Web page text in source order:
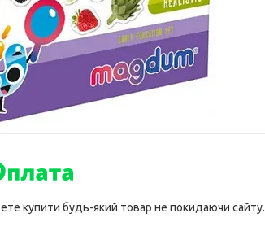
купити будь-який товар не покидаючи сайту.